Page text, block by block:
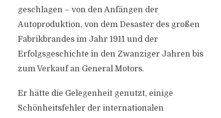
geschlagen – von den Anfängen der
Autoproduktion, von dem Desaster des großen
Fabrikbrandes im Jahr 1911 und der
Erfolgsgeschichte in den Zwanziger Jahren bis
zum Verkauf an General Motors.
Er hätte die Gelegenheit genutzt, einige
Schönheitsfehler der internationalen